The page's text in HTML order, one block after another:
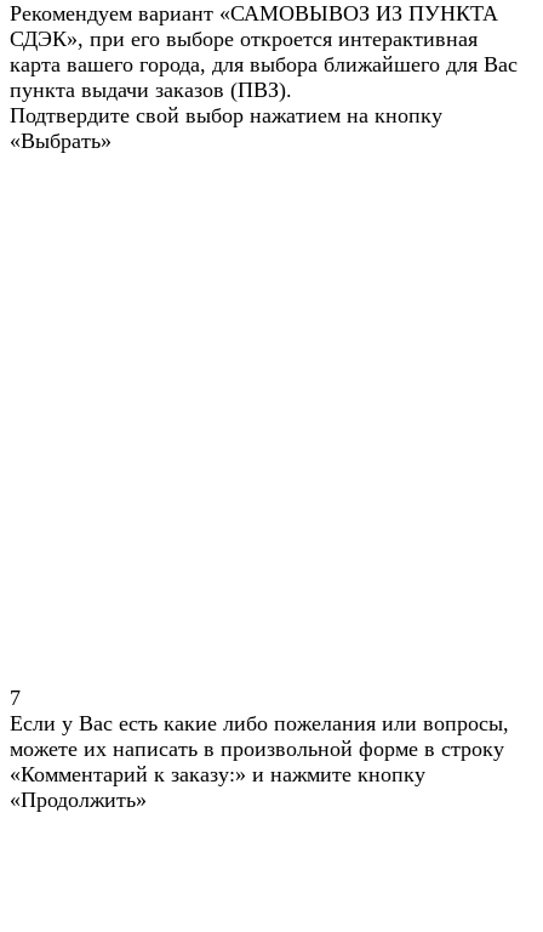
Рекомендуем вариант «САМОВЫВОЗ ИЗ ПУНКТА
СДЭК», при его выборе откроется интерактивная
карта вашего города, для выбора ближайшего для Вас
пункта выдачи заказов (ПВЗ).
Подтвердите свой выбор нажатием на кнопку
«Выбрать»
7
Если у Вас есть какие либо пожелания или вопросы,
можете их написать в произвольной форме в строку
«Комментарий к заказу:» и нажмите кнопку
«Продолжить»